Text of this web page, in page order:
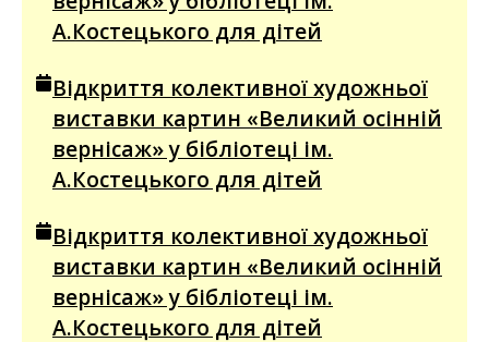
А.Костецького для дітей
Відкриття колективної художньої
виставки картин «Великий осінній
вернісаж» у бібліотеці ім.
А.Костецького для дітей
Відкриття колективної художньої
виставки картин «Великий осінній
вернісаж» у бібліотеці ім.
А.Костецького для дітей